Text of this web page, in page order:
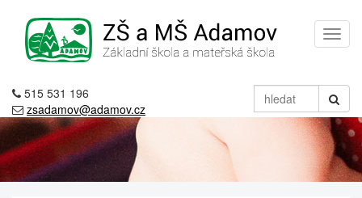
515 531 196
zsadamov@adamov.cz